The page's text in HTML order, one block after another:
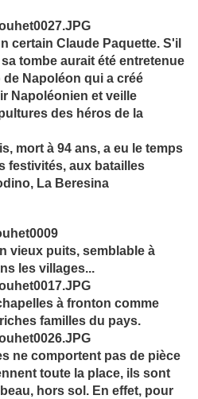
certain Claude Paquette. S'il
tombe aurait été entretenue
Napoléon qui a créé
Napoléonien et veille
des héros de la
mort à 94 ans, a eu le temps
festivités, aux batailles
La Beresina
vieux puits, semblable à
les villages...
à fronton comme
familles du pays.
ne comportent pas de pièce
toute la place, ils sont
hors sol. En effet, pour